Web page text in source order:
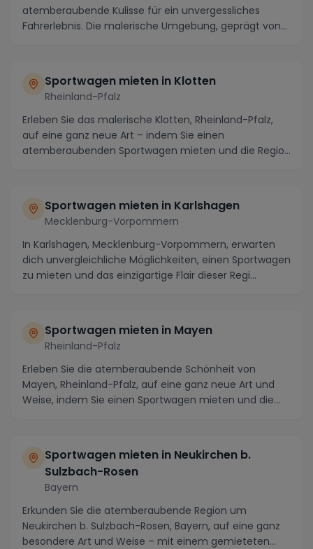
atemberaubende Kulisse für ein unvergessliches
Fahrerlebnis. Die malerische Umgebung, geprägt von...
Sportwagen mieten in Klotten
Rheinland-Pfalz
Erleben Sie das malerische Klotten, Rheinland-Pfalz,
auf eine ganz neue Art – indem Sie einen
atemberaubenden Sportwagen mieten und die Region
Sportwagen mieten in Karlshagen
Mecklenburg-Vorpommern
In Karlshagen, Mecklenburg-Vorpommern, erwarten
dich unvergleichliche Möglichkeiten, einen Sportwagen
zu mieten und das einzigartige Flair dieser Regi...
Sportwagen mieten in Mayen
Rheinland-Pfalz
Erleben Sie die atemberaubende Schönheit von
Mayen, Rheinland-Pfalz, auf eine ganz neue Art und
Weise, indem Sie einen Sportwagen mieten und die
Sportwagen mieten in Neukirchen b.
Sulzbach-Rosen
Bayern
Erkunden Sie die atemberaubende Region um
Neukirchen b. Sulzbach-Rosen, Bayern, auf eine ganz
besondere Art und Weise – mit einem gemieteten